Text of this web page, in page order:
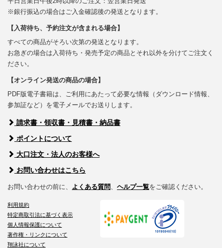
※銀行振込の場合はご入金確認後の発送となります。
【入荷待ち、予約注文が含まれる場合】
すべての商品がそろい次第の発送となります。
お急ぎの場合は入荷待ち・発売予定の商品とそれ以外を分けてご注文く
ださい。
【オンライン発送の商品の場合】
PDF版電子書籍は、ご利用にあたって必要な情報（ダウンロード情報、
参加証など）を電子メールでお送りします。
請求書・領収書・見積書・納品書
ポイントについて
大口注文・法人のお客様へ
お問い合わせはこちら
お問い合わせの前に、 よくある質問 ヘルプ一覧をご確認ください。
利用規約
特定商取引法に基づく表示
個人情報保護について
著作権・リンクについて
翔泳社について